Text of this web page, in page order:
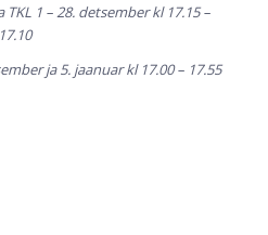
1 – 28. detsember kl 17.15 –
ja 5. jaanuar kl 17.00 – 17.55